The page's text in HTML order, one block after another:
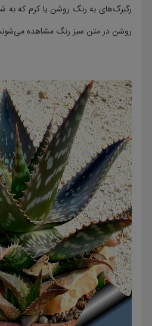
رگبرگ‌های به رنگ روشن یا کرم که به
روشن در متن سبز رنگ مشاهده